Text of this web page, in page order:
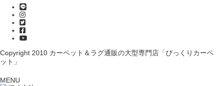
Copyright 2010 カーペット＆ラグ通販の大型専門店「びっくりカーペ
ット」
MENU